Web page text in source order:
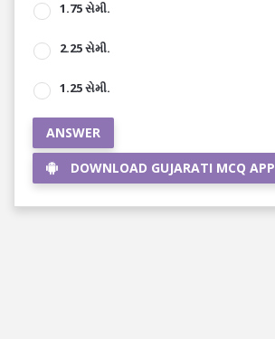
1.75 સેમી.
2.25 સેમી.
1.25 સેમી.
ANSWER
DOWNLOAD GUJARATI MCQ APP